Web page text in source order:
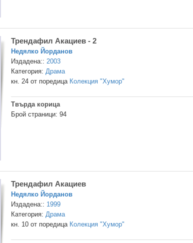
Трендафил Акациев - 2
Недялко Йорданов
Издадена:: 2003
Категория: Драма
кн. 24 от поредица Колекция "Хумор"
Твърда корица
Брой страници: 94
Трендафил Акациев
Недялко Йорданов
Издадена:: 1999
Категория: Драма
кн. 10 от поредица Колекция "Хумор"